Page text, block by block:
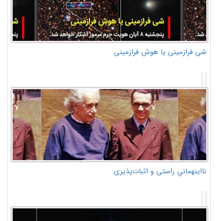
شی فرازمینی یا هوش فرازمینی
نااینهمانیِ راستی و اثبات‌پذیری